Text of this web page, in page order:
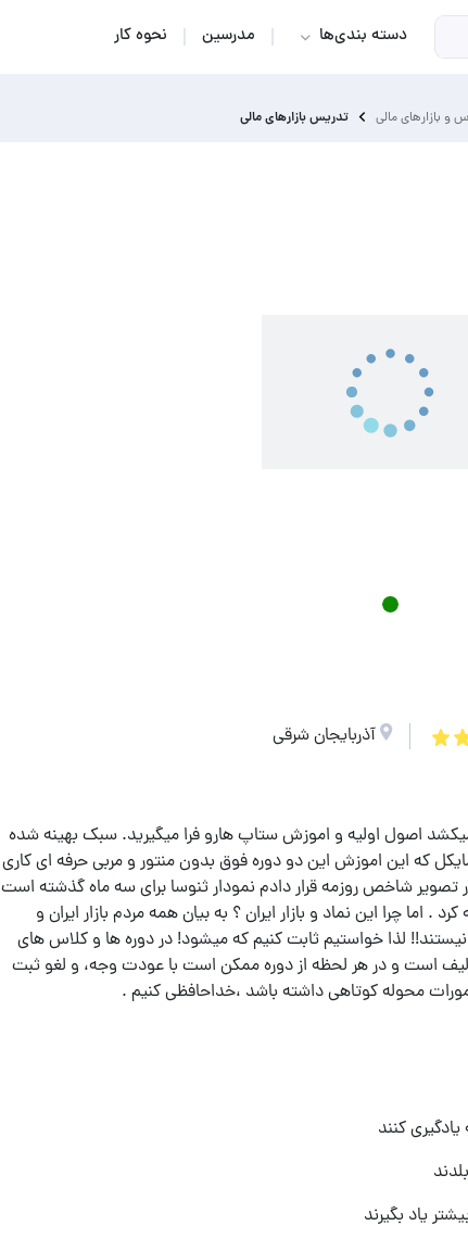
دسته بندی‌ها مدرسین نحوه کار
و بازارهای مالی تدریس بازارهای مالی
آذربایجان شرقی
اموزشی طول میکشد اصول اولیه و اموزش ستاپ هارو فرا میگیرید. سبک بهینه شده
که این اموزش این دو دوره فوق بدون منتور و مربی حرفه ای کاری
شاخص روزمه قرار دادم نمودار ثنوسا برای سه ماه گذشته است
درصد رشد رو تجربه کرد . اما چرا این نماد و بازار ایران ؟ به بیان همه مردم بازار ایران و
لذا خواستیم ثابت کنیم که میشود! در دوره ها و کلاس های
است و در هر لحظه از دوره ممکن است با عودت وجه، و لغو ثبت
محوله کوتاهی داشته باشد ،خداحافظی کنیم .
کنند
یاد بگیرند